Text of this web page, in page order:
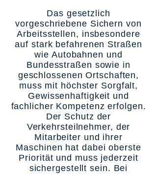
Das gesetzlich
vorgeschriebene Sichern von
Arbeitsstellen, insbesondere
auf stark befahrenen Straßen
wie Autobahnen und
Bundesstraßen sowie in
geschlossenen Ortschaften,
muss mit höchster Sorgfalt,
Gewissenhaftigkeit und
fachlicher Kompetenz erfolgen.
Der Schutz der
Verkehrsteilnehmer, der
Mitarbeiter und ihrer
Maschinen hat dabei oberste
Priorität und muss jederzeit
sichergestellt sein. Bei